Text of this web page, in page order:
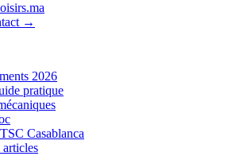
→
2026
pratique
Casablanca